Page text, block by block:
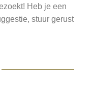
Heb je een
stuur gerust